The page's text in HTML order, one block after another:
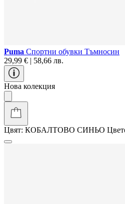
Puma Спортни обувки Тъмносин
29,99 € | 58,66 лв.
Нова колекция
Цвят: КОБАЛТОВО СИНЬО